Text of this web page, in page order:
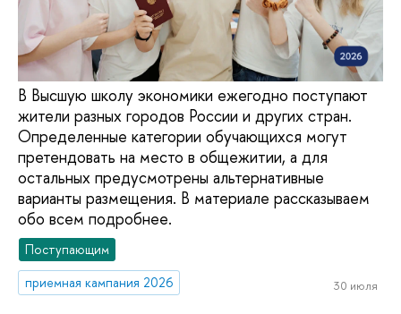
В Высшую школу экономики ежегодно поступают
жители разных городов России и других стран.
Определенные категории обучающихся могут
претендовать на место в общежитии, а для
остальных предусмотрены альтернативные
варианты размещения. В материале рассказываем
обо всем подробнее.
Поступающим
приемная кампания 2026
30 июля